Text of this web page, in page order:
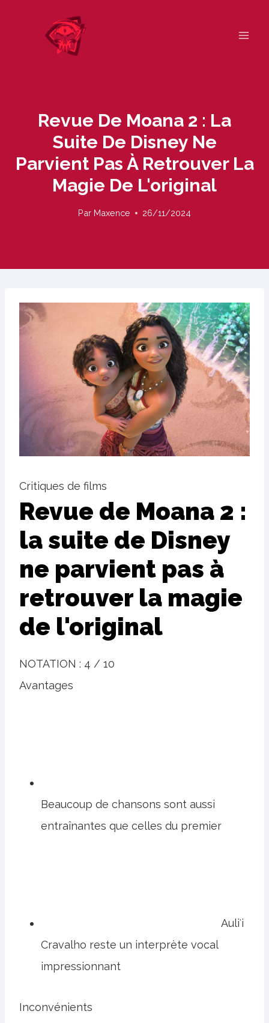
Revue De Moana 2 : La
Suite De Disney Ne
Parvient Pas À Retrouver La
Magie De L'original
Par Maxence 26/11/2024
Critiques de films
Revue de Moana 2 :
la suite de Disney
ne parvient pas à
retrouver la magie
de l'original
NOTATION : 4 / 10
Avantages
Beaucoup de chansons sont aussi
entraînantes que celles du premier
Auliʻi
Cravalho reste un interprète vocal
impressionnant
Inconvénients